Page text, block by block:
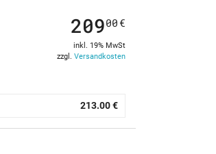
20900 €
inkl. 19% MwSt
zzgl. Versandkosten
213.00 €